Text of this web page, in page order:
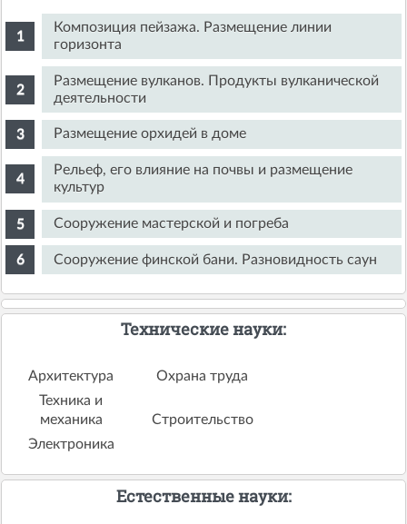
Композиция пейзажа. Размещение линии
горизонта
Размещение вулканов. Продукты вулканической
деятельности
Размещение орхидей в доме
Рельеф, его влияние на почвы и размещение
культур
Сооружение мастерской и погреба
Сооружение финской бани. Разновидность саун
Технические науки:
Архитектура
Охрана труда
Техника и
механика
Строительство
Электроника
Естественные науки: